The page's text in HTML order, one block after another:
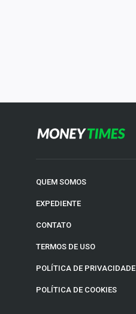
QUEM SOMOS
EXPEDIENTE
CONTATO
TERMOS DE USO
POLÍTICA DE PRIVACIDADE
POLÍTICA DE COOKIES